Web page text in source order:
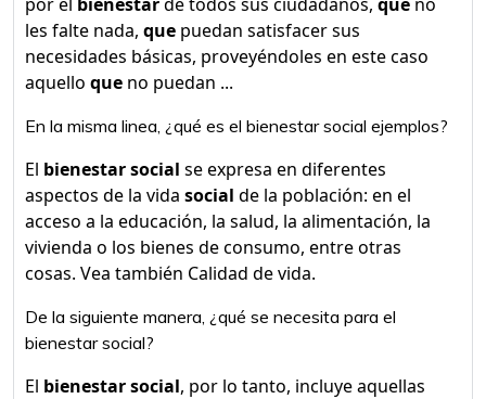
les falte nada, que puedan satisfacer sus
necesidades básicas, proveyéndoles en este caso
aquello que no puedan ...
En la misma linea, ¿qué es el bienestar social ejemplos?
El bienestar social se expresa en diferentes
aspectos de la vida social de la población: en el
acceso a la educación, la salud, la alimentación, la
vivienda o los bienes de consumo, entre otras
cosas. Vea también Calidad de vida.
De la siguiente manera, ¿qué se necesita para el
bienestar social?
El bienestar social, por lo tanto, incluye aquellas